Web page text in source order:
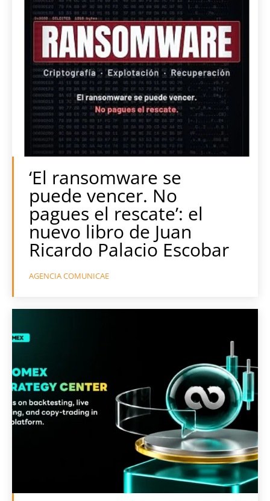
‘El ransomware se
puede vencer. No
pagues el rescate’: el
nuevo libro de Juan
Ricardo Palacio Escobar
AGENCIA COMUNICAE